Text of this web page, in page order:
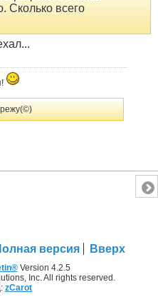
Сколько всего
версия Вверх
Version 4.2.5
Inc. All rights reserved.
zCarot